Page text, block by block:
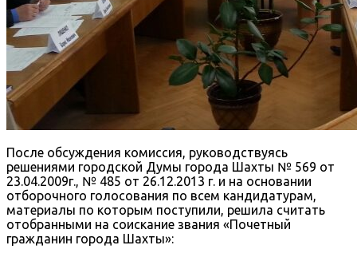
После обсуждения комиссия, руководствуясь
решениями городской Думы города Шахты № 569 от
23.04.2009г., № 485 от 26.12.2013 г. и на основании
отборочного голосования по всем кандидатурам,
материалы по которым поступили, решила считать
отобранными на соискание звания «Почетный
гражданин города Шахты»: